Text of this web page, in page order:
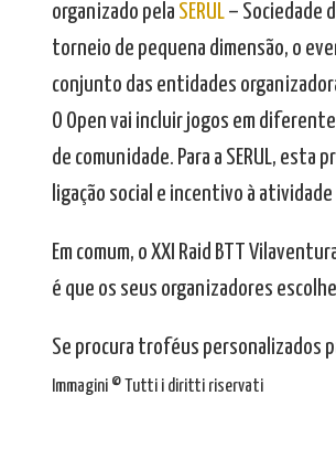
organizado pela SERUL– Sociedade
torneio de pequena dimensão, o
conjunto das entidades
O Open vai incluir jogos em
de comunidade. Para a SERUL,
ligação social e incentivo à
Em comum, o XXI Raid BTT
é que os seus organizadores
Se procura troféus personalizados
Immagini © Tutti i diritti riservati